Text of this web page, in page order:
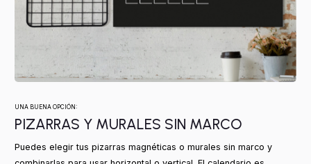
UNA BUENA OPCIÓN:
PIZARRAS Y MURALES SIN MARCO
Puedes elegir tus pizarras magnéticas o murales sin marco y